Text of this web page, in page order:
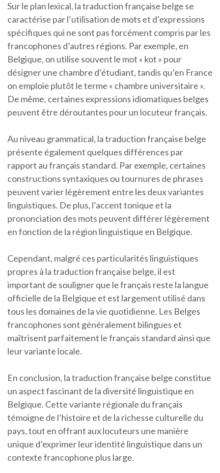
Sur le plan lexical, la traduction française belge se
caractérise par l’utilisation de mots et d’expressions
spécifiques qui ne sont pas forcément compris par les
francophones d’autres régions. Par exemple, en
Belgique, on utilise souvent le mot « kot » pour
désigner une chambre d’étudiant, tandis qu’en France
on emploie plutôt le terme « chambre universitaire ».
De même, certaines expressions idiomatiques belges
peuvent être déroutantes pour un locuteur français.
Au niveau grammatical, la traduction française belge
présente également quelques différences par
rapport au français standard. Par exemple, certaines
constructions syntaxiques ou tournures de phrases
peuvent varier légèrement entre les deux variantes
linguistiques. De plus, l’accent tonique et la
prononciation des mots peuvent différer légèrement
en fonction de la région linguistique en Belgique.
Cependant, malgré ces particularités linguistiques
propres à la traduction française belge, il est
important de souligner que le français reste la langue
officielle de la Belgique et est largement utilisé dans
tous les domaines de la vie quotidienne. Les Belges
francophones sont généralement bilingues et
maîtrisent parfaitement le français standard ainsi que
leur variante locale.
En conclusion, la traduction française belge constitue
un aspect fascinant de la diversité linguistique en
Belgique. Cette variante régionale du français
témoigne de l’histoire et de la richesse culturelle du
pays, tout en offrant aux locuteurs une manière
unique d’exprimer leur identité linguistique dans un
contexte francophone plus large.